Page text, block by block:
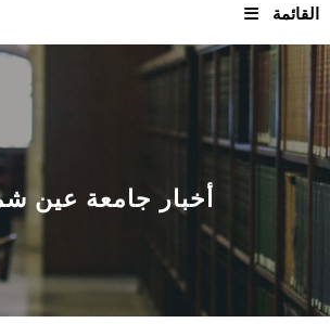
القائمة
أخبار جامعة عين